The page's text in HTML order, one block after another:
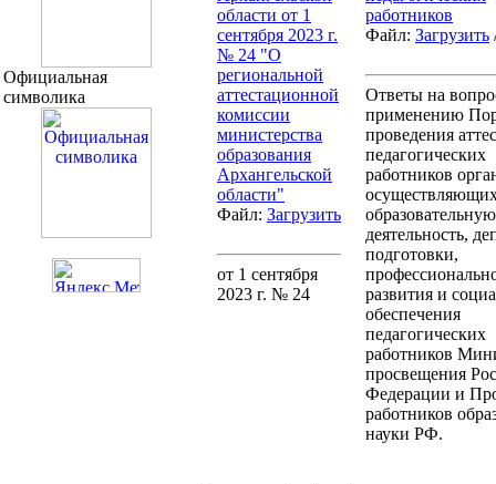
Официальная
символика
области от 1
сентября 2023 г.
№ 24 "О
региональной
аттестационной
комиссии
министерства
образования
Архангельской
области"
Файл: Загрузить
от 1 сентября
2023 г. № 24
работников
Файл: Загрузить
Ответы на
применению
проведения
педагогических
работников
образовательную
деятельность,
подготовки,
развития и
обеспечения
педагогических
работников
просвещения
Федерации и
работников
науки РФ.